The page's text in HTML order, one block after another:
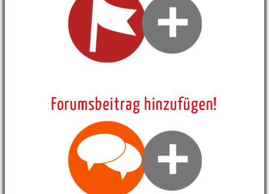
Forumsbeitrag hinzufügen!